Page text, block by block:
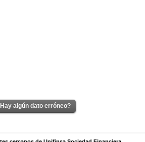
Hay algún dato erróneo?